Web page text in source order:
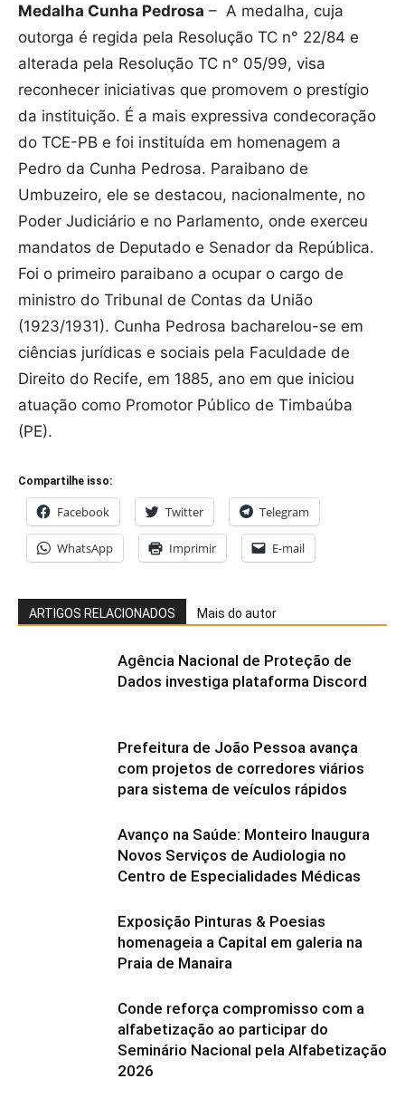
Medalha Cunha Pedrosa – A medalha, cuja
outorga é regida pela Resolução TC n° 22/84 e
alterada pela Resolução TC n° 05/99, visa
reconhecer iniciativas que promovem o prestígio
da instituição. É a mais expressiva condecoração
do TCE-PB e foi instituída em homenagem a
Pedro da Cunha Pedrosa. Paraibano de
Umbuzeiro, ele se destacou, nacionalmente, no
Poder Judiciário e no Parlamento, onde exerceu
mandatos de Deputado e Senador da República.
Foi o primeiro paraibano a ocupar o cargo de
ministro do Tribunal de Contas da União
(1923/1931). Cunha Pedrosa bacharelou-se em
ciências jurídicas e sociais pela Faculdade de
Direito do Recife, em 1885, ano em que iniciou
atuação como Promotor Público de Timbaúba
(PE).
Compartilhe isso:
Facebook Twitter Telegram
WhatsApp Imprimir E-mail
ARTIGOS RELACIONADOS Mais do autor
Agência Nacional de Proteção de
Dados investiga plataforma Discord
Prefeitura de João Pessoa avança
com projetos de corredores viários
para sistema de veículos rápidos
Avanço na Saúde: Monteiro Inaugura
Novos Serviços de Audiologia no
Centro de Especialidades Médicas
Exposição Pinturas & Poesias
homenageia a Capital em galeria na
Praia de Manaira
Conde reforça compromisso com a
alfabetização ao participar do
Seminário Nacional pela Alfabetização
2026